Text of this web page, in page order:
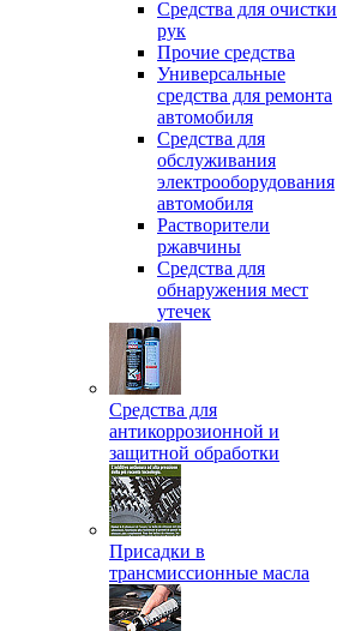
Средства для очистки
рук
Прочие средства
Универсальные
средства для ремонта
автомобиля
Средства для
обслуживания
электрооборудования
автомобиля
Растворители
ржавчины
Средства для
обнаружения мест
утечек
Средства для
антикоррозионной и
защитной обработки
Присадки в
трансмиссионные масла